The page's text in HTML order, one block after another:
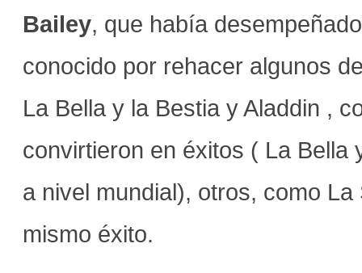
Bailey, que había
conocido por rehacer algunos
La Bella y la Bestia y Aladdin ,
convirtieron en éxitos ( La Bella
a nivel mundial), otros, como
mismo éxito.